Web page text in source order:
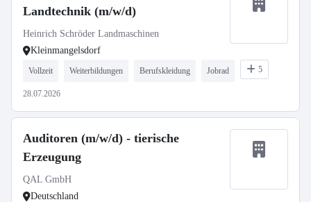
Landtechnik (m/w/d)
Heinrich Schröder Landmaschinen
Kleinmangelsdorf
Vollzeit Weiterbildungen Berufskleidung Jobrad 5
28.07.2026
Auditoren (m/w/d) - tierische
Erzeugung
QAL GmbH
Deutschland